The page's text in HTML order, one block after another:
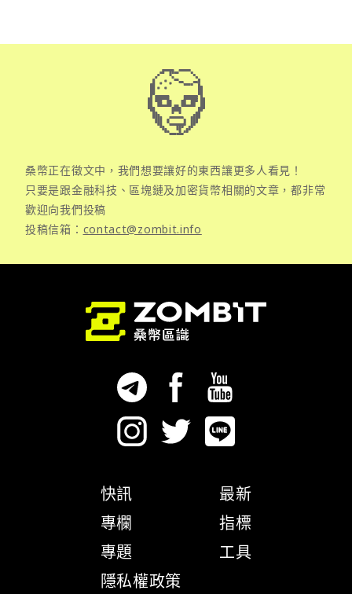
桑幣正在徵文中，我們想要讓好的東西讓更多人看見！
只要是跟金融科技、區塊鏈及加密貨幣相關的文章，都非常
歡迎向我們投稿
投稿信箱： contact@zombit.info
快訊
專欄
專題
隱私權政策
最新
指標
工具